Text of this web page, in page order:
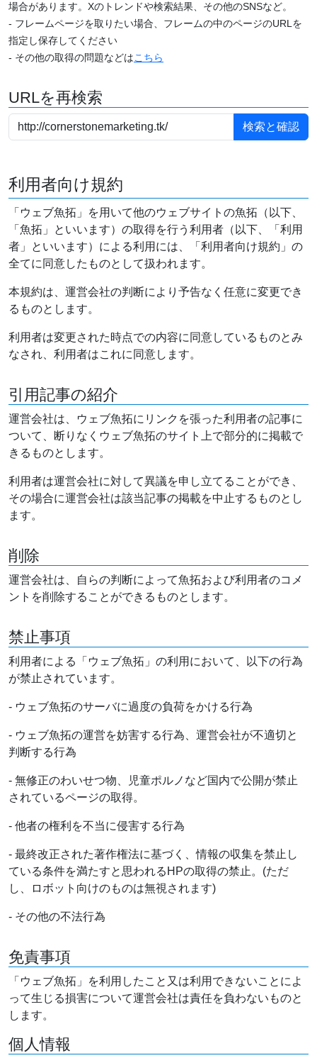
場合があります。Xのトレンドや検索結果、その他のSNSなど。
- フレームページを取りたい場合、フレームの中のページのURLを
指定し保存してください
- その他の取得の問題などはこちら
URLを再検索
利用者向け規約
「ウェブ魚拓」を用いて他のウェブサイトの魚拓（以下、
「魚拓」といいます）の取得を行う利用者（以下、「利用
者」といいます）による利用には、「利用者向け規約」の
全てに同意したものとして扱われます。
本規約は、運営会社の判断により予告なく任意に変更でき
るものとします。
利用者は変更された時点での内容に同意しているものとみ
なされ、利用者はこれに同意します。
引用記事の紹介
運営会社は、ウェブ魚拓にリンクを張った利用者の記事に
ついて、断りなくウェブ魚拓のサイト上で部分的に掲載で
きるものとします。
利用者は運営会社に対して異議を申し立てることができ、
その場合に運営会社は該当記事の掲載を中止するものとし
ます。
削除
運営会社は、自らの判断によって魚拓および利用者のコメ
ントを削除することができるものとします。
禁止事項
利用者による「ウェブ魚拓」の利用において、以下の行為
が禁止されています。
- ウェブ魚拓のサーバに過度の負荷をかける行為
- ウェブ魚拓の運営を妨害する行為、運営会社が不適切と
判断する行為
- 無修正のわいせつ物、児童ポルノなど国内で公開が禁止
されているページの取得。
- 他者の権利を不当に侵害する行為
- 最終改正された著作権法に基づく、情報の収集を禁止し
ている条件を満たすと思われるHPの取得の禁止。(ただ
し、ロボット向けのものは無視されます)
- その他の不法行為
免責事項
「ウェブ魚拓」を利用したこと又は利用できないことによ
って生じる損害について運営会社は責任を負わないものと
します。
個人情報